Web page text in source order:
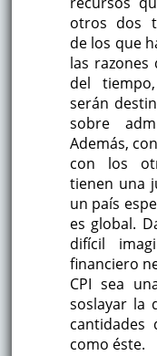
otros dos
de los que
las razones
del
serán
sobre
Además,
con los
tienen una
un país
es global.
difícil
financiero
CPI sea
soslayar la
como éste.